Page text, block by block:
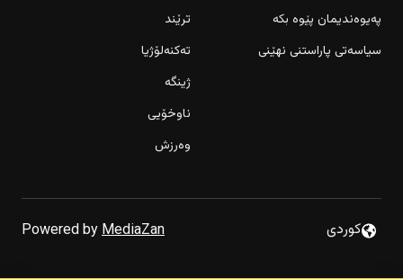
پەیوەندیمان پێوە بکە
سیاسەتی پاراستنی نهێنی
ترێند
تەکنەلۆژیا
ژینگە
ناوخۆیی
وەرزش
كوردى Powered byMediaZan